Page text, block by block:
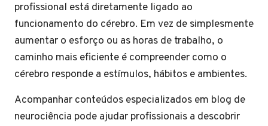
profissional está diretamente ligado ao
funcionamento do cérebro. Em vez de simplesmente
aumentar o esforço ou as horas de trabalho, o
caminho mais eficiente é compreender como o
cérebro responde a estímulos, hábitos e ambientes.
Acompanhar conteúdos especializados em blog de
neurociência pode ajudar profissionais a descobrir